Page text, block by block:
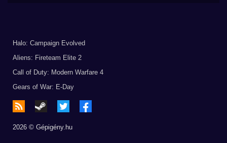
Halo: Campaign Evolved
Aliens: Fireteam Elite 2
Call of Duty: Modern Warfare 4
Gears of War: E-Day
2026 © Gépigény.hu